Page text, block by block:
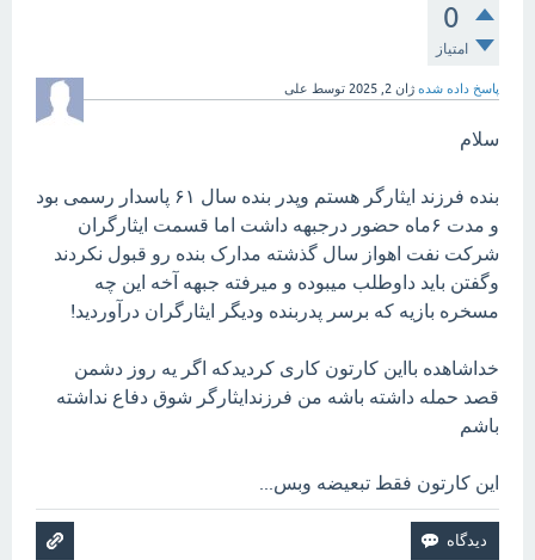
0
امتیاز
پاسخ داده شده ژان 2, 2025 توسط علی
سلام
بنده فرزند ایثارگر هستم وپدر بنده سال ۶۱ پاسدار رسمی بود
و مدت ۶ماه حضور درجبهه داشت اما قسمت ایثارگران
شرکت نفت اهواز سال گذشته مدارک بنده رو قبول نکردند
وگفتن باید داوطلب میبوده و میرفته جبهه آخه این چه
مسخره بازیه که برسر پدربنده ودیگر ایثارگران درآوردید!
خداشاهده بااین کارتون کاری کردیدکه اگر یه روز دشمن
قصد حمله داشته باشه من فرزندایثارگر شوق دفاع نداشته
باشم
این کارتون فقط تبعیضه وبس...